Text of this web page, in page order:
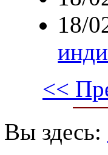
18/
<<
Вы здесь: